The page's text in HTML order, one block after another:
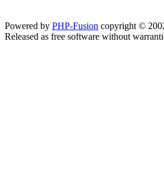
Powered by PHP-Fusion copyright ©
Released as free software without